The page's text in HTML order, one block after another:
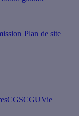
Plan de site
CGSCGUVie